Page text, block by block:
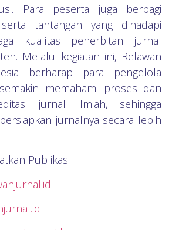
Para peserta juga berbagi
tantangan yang dihadapi
kualitas penerbitan jurnal
Melalui kegiatan ini, Relawan
berharap para pengelola
memahami proses dan
jurnal ilmiah, sehingga
jurnalnya secara lebih
Publikasi